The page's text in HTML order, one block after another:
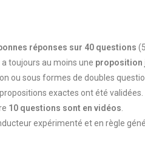
réponses sur 40 questions
toujours au moins une proposition
ou sous formes de doubles
exactes ont été validées.
10 questions sont en vidéos
expérimenté et en règle